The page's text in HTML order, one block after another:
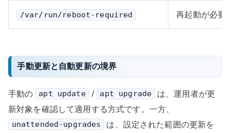
/var/run/reboot-required 再起動が必要
手動更新と自動更新の境界
手動の apt update / apt upgrade
は、運用者が更
新対象を確認して適用する方式です。一方、
unattended-upgrades
は、設定された範囲の更新を